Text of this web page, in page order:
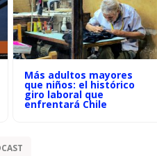
Más adultos mayores
que niños: el histórico
giro laboral que
enfrentará Chile